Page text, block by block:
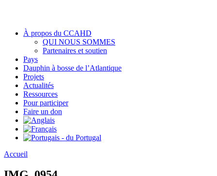
À propos du CCAHD
QUI NOUS SOMMES
Partenaires et soutien
Pays
Dauphin à bosse de l’Atlantique
Projets
Actualités
Ressources
Pour participer
Faire un don
Accueil